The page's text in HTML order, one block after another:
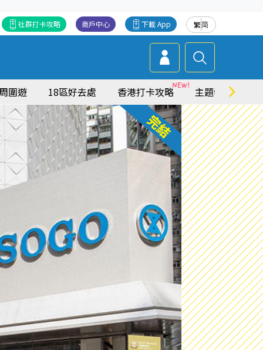
繁简
下載 App
商戶中心
社群打卡攻略
圍遊 18區好去處 香港打卡攻略 主題特集